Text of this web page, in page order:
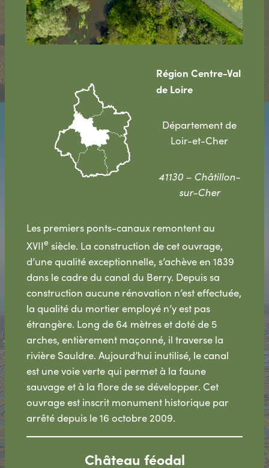
Région Centre-Val
de Loire
Département de
Loir-et-Cher
41130 – Châtillon-
sur-Cher
Les premiers ponts-canaux remontent au
XVIIesiècle. La construction de cet ouvrage,
d’une qualité exceptionnelle, s’achève en 1839
dans le cadre du canal du Berry. Depuis sa
construction aucune rénovation n’est effectuée,
la qualité du mortier employé n’y est pas
étrangère. Long de 64 mètres et doté de 5
arches, entièrement maçonné, il traverse la
rivière Sauldre. Aujourd’hui inutilisé, le canal
est une voie verte qui permet à la faune
sauvage et à la flore de se développer. Cet
ouvrage est inscrit monument historique par
arrêté depuis le 16 octobre 2009.
Château féodal